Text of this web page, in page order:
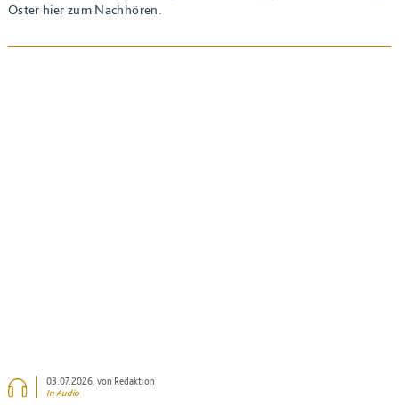
Oster hier zum Nachhören.
03.07.2026, von Redaktion
In Audio